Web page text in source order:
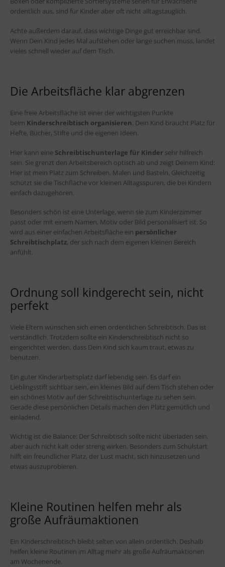
ordentlich aus, sind für Kinder aber oft nicht alltagstauglich.
Achte außerdem darauf, dass wichtige Dinge gut erreichbar sind.
Wenn Dein Kind jedes Mal aufstehen oder lange suchen muss, landet
vieles schnell wieder auf dem Tisch.
Die Arbeitsfläche klar abgrenzen
Eine freie Arbeitsfläche ist einer der wichtigsten Punkte
beim Kinderschreibtisch organisieren. Dein Kind braucht Platz für
Hefte, Bücher, Stifte und die eigenen Ideen.
Hier kann eine Schreibtischunterlage für Kinder sehr hilfreich
sein. Sie grenzt den Arbeitsbereich optisch ab und zeigt Deinem Kind:
Hier ist mein Platz zum Schreiben, Malen und Basteln. Gleichzeitig
schützt sie die Tischfläche vor kleinen Alltagsspuren, die bei Kindern
einfach dazugehören.
Besonders schön ist eine Unterlage, wenn sie zum Kinderzimmer
passt oder mit einem Namen, Motiv oder Bild personalisiert ist. So
wird aus einer einfachen Arbeitsfläche ein persönlicher
Schreibtischplatz, der sich nach dem eigenen kleinen Bereich
anfühlt.
Ordnung soll kindgerecht sein, nicht
perfekt
Viele Eltern wünschen sich einen ordentlichen Schreibtisch. Das ist
verständlich. Trotzdem sollte ein Kinderschreibtisch nicht so
eingerichtet werden, dass Dein Kind sich kaum traut, etwas zu
benutzen.
Ein guter Kinderarbeitsplatz darf lebendig sein. Es darf ein
Lieblingsstift sichtbar sein, ein kleines Bild auf dem Tisch stehen oder
ein schönes Motiv auf der Schreibtischunterlage zu sehen sein.
Gerade diese persönlichen Details machen den Platz gemütlich und
einladend.
Wichtig ist die Balance: Der Schreibtisch sollte nicht überladen sein,
aber auch nicht kalt oder streng wirken. Besonders zum Schulstart
hilft ein freundlicher Platz, der Lust macht, sich hinzusetzen und
etwas auszuprobieren.
Kleine Routinen helfen mehr als
große Aufräumaktionen
Ein Kinderschreibtisch bleibt selten von allein ordentlich. Deshalb
helfen kleine Routinen im Alltag mehr als große Aufräumaktionen
am Wochenende.